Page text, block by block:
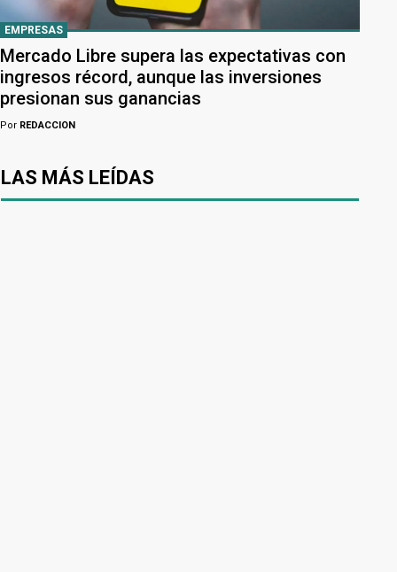
EMPRESAS
Mercado Libre supera las expectativas con
ingresos récord, aunque las inversiones
presionan sus ganancias
Por REDACCION
LAS MÁS LEÍDAS